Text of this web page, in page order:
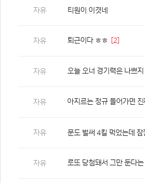
자유 티원이 이겻네
자유 퇴근이다 ㅎㅎ [2]
자유 오늘 오너 경기력은 나쁘
자유 아지르는 정규 들어가면 진
자유 문도 벌써 4킬 먹었는데 잠
자유 로또 당첨돼서 그만 둔다는